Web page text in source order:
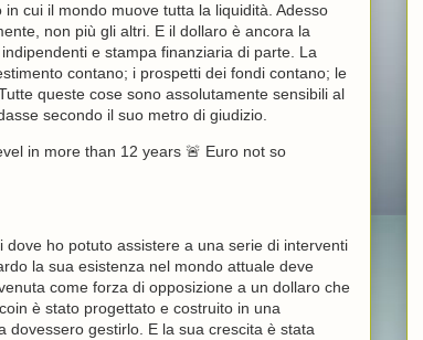
cui il mondo muove tutta la liquidità. Adesso
non più gli altri. E il dollaro è ancora la
e stampa finanziaria di parte. La
contano; i prospetti dei fondi contano; le
queste cose sono assolutamente sensibili al
secondo il suo metro di giudizio.
in more than 12 years 🚨 Euro not so
ho potuto assistere a una serie di interventi
la sua esistenza nel mondo attuale deve
come forza di opposizione a un dollaro che
è stato progettato e costruito in una
dovessero gestirlo. E la sua crescita è stata